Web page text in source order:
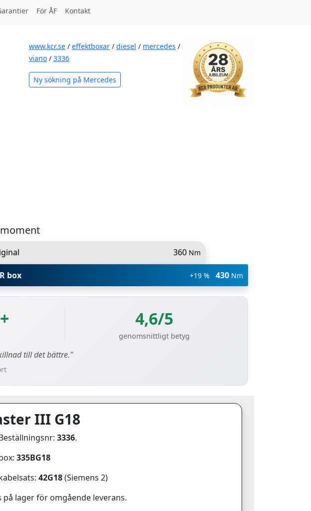
För ÅF Kontakt
www.kcr.se / effektboxar / diesel / mercedes /
viano / 3336
Ny sökning på Mercedes
360 Nm
box +19 % 430 Nm
4,6/5
genomsnittligt betyg
till det bättre."
III G18
3336.
335BG18
42G18(Siemens 2)
på lager för omgående leverans.